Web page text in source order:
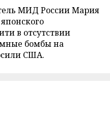
МИД России Мария
в отсутствии
бомбы на
США.